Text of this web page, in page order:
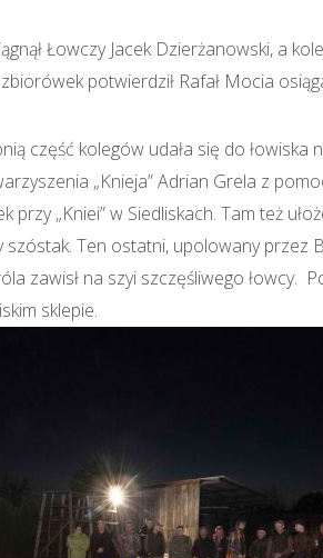
Łowczy Jacek Dzierżanowski, a
potwierdził Rafał Mocia
część kolegów udała się do
„Knieja” Adrian Grela z
przy „Kniei” w Siedliskach. Tam też
szóstak. Ten ostatni, upolowany przez
zawisł na szyi szczęśliwego łowcy.
sklepie.